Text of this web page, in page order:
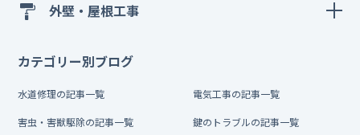
外壁・屋根工事
カテゴリー別ブログ
水道修理の記事一覧 電気工事の記事一覧
害虫・害獣駆除の記事一覧 鍵のトラブルの記事一覧